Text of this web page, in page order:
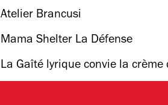
Atelier Brancusi
Mama Shelter La Défense
La Gaîté lyrique convie la